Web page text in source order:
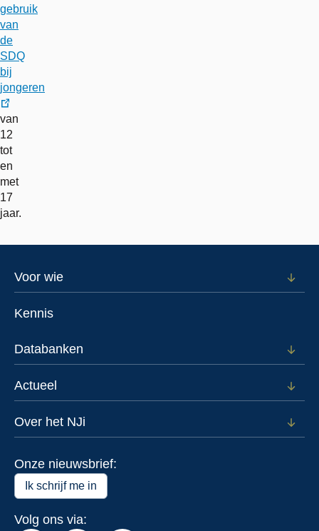
gebruik
van
de
SDQ
bij
jongeren
externe
link
van
12
tot
en
met
17
jaar.
Footer
Voor wie
Open
Kennis
Databanken
Open
voor
Actueel
Open
voor
Over het NJi
Open
Onze nieuwsbrief:
Ik schrijf me in
Volg ons via: